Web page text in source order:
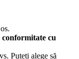
conformitate cu
Puteți alege să